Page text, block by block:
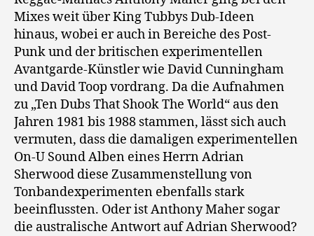
Mixes weit über King Tubbys Dub-Ideen
hinaus, wobei er auch in Bereiche des Post-
Punk und der britischen experimentellen
Avantgarde-Künstler wie David Cunningham
und David Toop vordrang. Da die Aufnahmen
zu „Ten Dubs That Shook The World“ aus den
Jahren 1981 bis 1988 stammen, lässt sich auch
vermuten, dass die damaligen experimentellen
On-U Sound Alben eines Herrn Adrian
Sherwood diese Zusammenstellung von
Tonbandexperimenten ebenfalls stark
beeinflussten. Oder ist Anthony Maher sogar
die australische Antwort auf Adrian Sherwood?